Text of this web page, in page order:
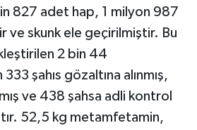
827 adet hap, 1 milyon 987
ve skunk ele geçirilmiştir. Bu
2 bin 44
şahıs gözaltına alınmış,
ve 438 şahsa adli kontrol
52,5 kg metamfetamin,